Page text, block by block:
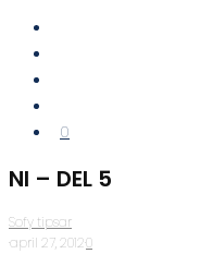
0
NI – DEL 5
Sofy tipsar
·april 27, 2012·0